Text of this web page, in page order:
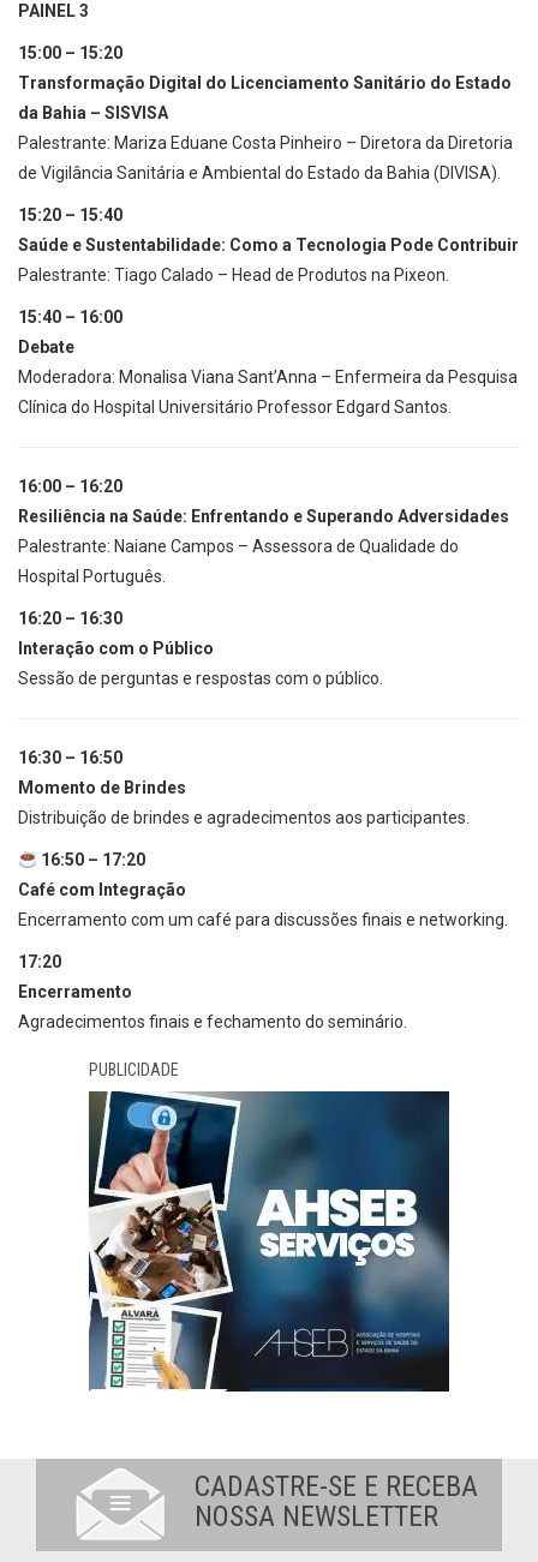
PAINEL 3
15:00 – 15:20
Transformação Digital do Licenciamento Sanitário do Estado
da Bahia – SISVISA
Palestrante: Mariza Eduane Costa Pinheiro – Diretora da Diretoria
de Vigilância Sanitária e Ambiental do Estado da Bahia (DIVISA).
15:20 – 15:40
Saúde e Sustentabilidade: Como a Tecnologia Pode Contribuir
Palestrante: Tiago Calado – Head de Produtos na Pixeon.
15:40 – 16:00
Debate
Moderadora: Monalisa Viana Sant’Anna – Enfermeira da Pesquisa
Clínica do Hospital Universitário Professor Edgard Santos.
16:00 – 16:20
Resiliência na Saúde: Enfrentando e Superando Adversidades
Palestrante: Naiane Campos – Assessora de Qualidade do
Hospital Português.
16:20 – 16:30
Interação com o Público
Sessão de perguntas e respostas com o público.
16:30 – 16:50
Momento de Brindes
Distribuição de brindes e agradecimentos aos participantes.
16:50 – 17:20
Café com Integração
Encerramento com um café para discussões finais e networking.
17:20
Encerramento
Agradecimentos finais e fechamento do seminário.
PUBLICIDADE
CADASTRE-SE E RECEBA
NOSSA NEWSLETTER